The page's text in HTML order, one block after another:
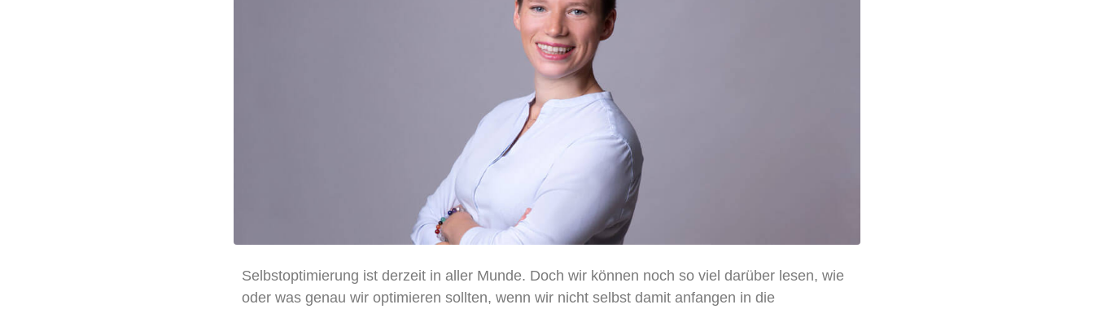
Selbstoptimierung ist derzeit in aller Munde. Doch wir können noch so viel darüber lesen, wie
oder was genau wir optimieren sollten, wenn wir nicht selbst damit anfangen in die